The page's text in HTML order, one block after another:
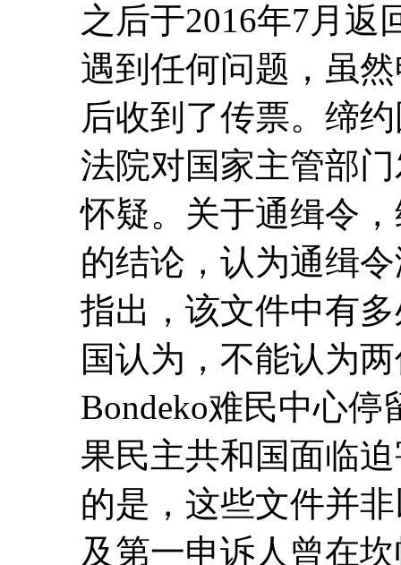
之后于2016年7月返
遇到任何问题，虽
后收到了传票。缔
法院对国家主管部
怀疑。关于通缉令
的结论，认为通缉
指出，该文件中有
国认为，不能认为
Bondeko难民中心
果民主共和国面临
的是，这些文件并
及第一申诉人曾在